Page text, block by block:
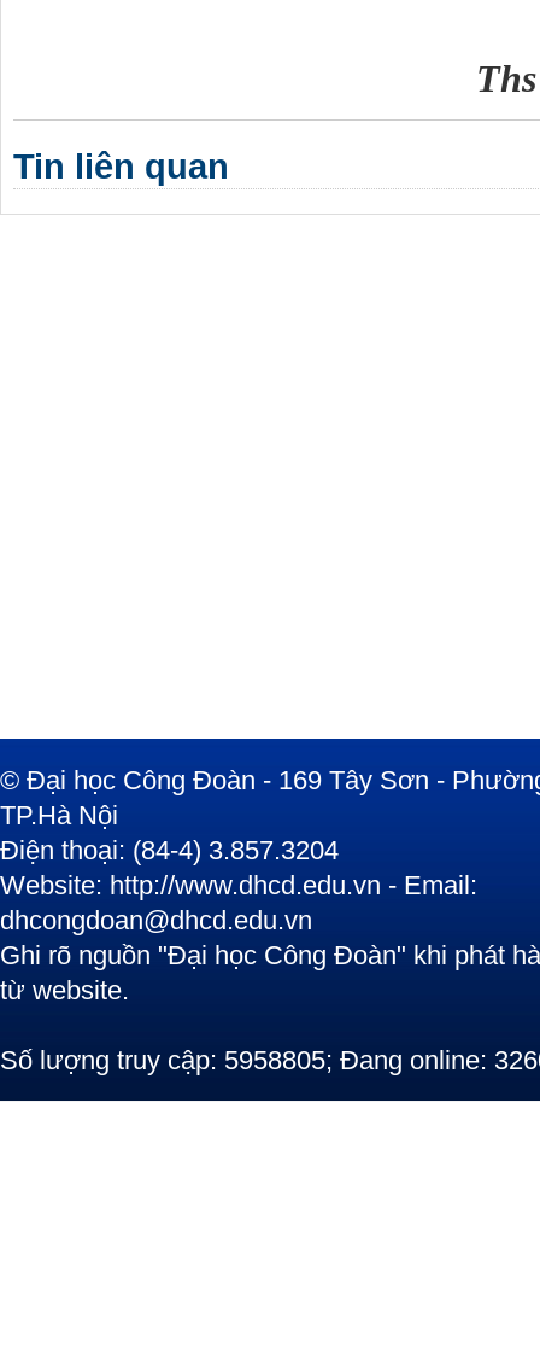
Tin liên quan
© Đại học Công Đoàn - 169 Tây Sơn -
TP.Hà Nội
Điện thoại: (84-4) 3.857.3204
Website: http://www.dhcd.edu.vn - Email:
dhcongdoan@dhcd.edu.vn
Ghi rõ nguồn "Đại học Công Đoàn" khi phát
từ website.
Số lượng truy cập: 5958805; Đang online: